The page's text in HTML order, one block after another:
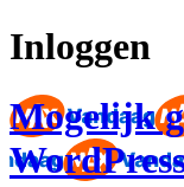
Inloggen
Mogelijk